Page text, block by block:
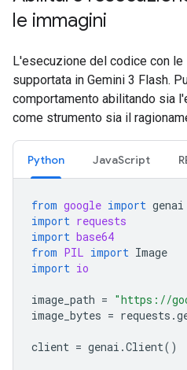
le immagini
L'esecuzione del codice con
supportata in Gemini 3 Flash.
comportamento abilitando sia
come strumento sia il
Python JavaScript
from google import genai
import requests
import base64
from PIL import Image
import io
image_path = "https://
image_bytes = requests .
client = genai .Client()